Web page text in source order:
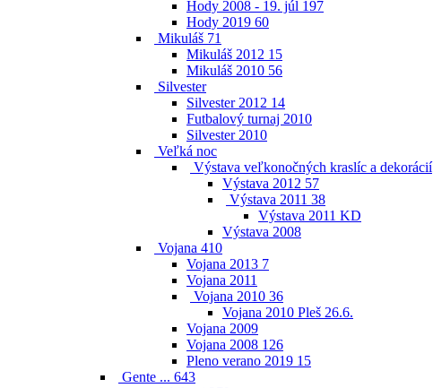
Hody 2008 - 19. júl 197
Hody 2019 60
Mikuláš 71
Mikuláš 2012 15
Mikuláš 2010 56
Silvester
Silvester 2012 14
Futbalový turnaj 2010
Silvester 2010
Veľká noc
Výstava veľkonočných kraslíc a dekorácií
Výstava 2012 57
Výstava 2011 38
Výstava 2011 KD
Výstava 2008
Vojana 410
Vojana 2013 7
Vojana 2011
Vojana 2010 36
Vojana 2010 Pleš 26.6.
Vojana 2009
Vojana 2008 126
Pleno verano 2019 15
Gente ... 643